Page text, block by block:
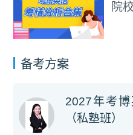
分析合集
免费试听
备考方案
2027年考
（私塾班）